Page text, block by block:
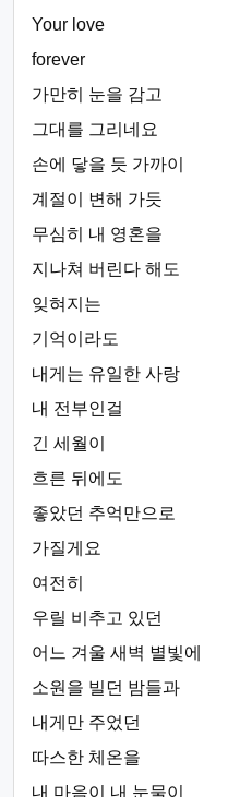
Your love
forever
가만히 눈을 감고
그대를 그리네요
손에 닿을 듯 가까이
계절이 변해 가듯
무심히 내 영혼을
지나쳐 버린다 해도
잊혀지는
기억이라도
내게는 유일한 사랑
내 전부인걸
긴 세월이
흐른 뒤에도
좋았던 추억만으로
가질게요
여전히
우릴 비추고 있던
어느 겨울 새벽 별빛에
소원을 빌던 밤들과
내게만 주었던
따스한 체온을
내 마음이 내 눈물이